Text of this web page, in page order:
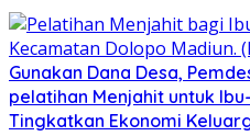
Gunakan Dana Desa,
pelatihan Menjahit untuk
Tingkatkan Ekonomi